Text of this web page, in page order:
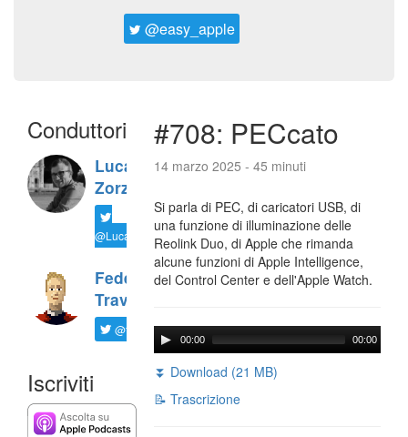
@easy_apple
Conduttori
Luca
Zorzi
@LucaTNT
Federico
Travaini
@ftrava
Iscriviti
#708: PECcato
14 marzo 2025 - 45 minuti
Si parla di PEC, di caricatori USB, di
una funzione di illuminazione delle
Reolink Duo, di Apple che rimanda
alcune funzioni di Apple Intelligence,
del Control Center e dell'Apple Watch.
00:00 00:00
⏬ Download (21 MB)
📝 Trascrizione